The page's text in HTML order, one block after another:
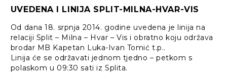
UVEDENA I LINIJA SPLIT-MILNA-HVAR-VIS
Od dana 18. srpnja 2014. godine uvedena je linija na
relaciji Split – Milna – Hvar – Vis i obratno koju održava
brodar MB Kapetan Luka-Ivan Tomić t.p..
Linija će se održavati jednom tjedno – petkom s
polaskom u 09:30 sati iz Splita.